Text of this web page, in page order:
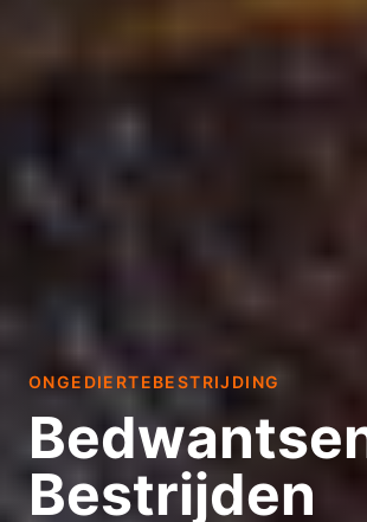
ONGEDIERTEBESTRIJDING
Bestrijden